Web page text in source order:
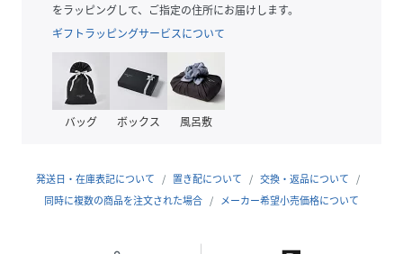
■紫外線遮蔽率97.1%
■UPF50
※UPFの目安：紫外線が弱い日はUPF15以上、やや強い日は
UPF25以上、強い日にはUPF30以上の衣類を選ぶと良いとさ
れています。
1121248901594
AIRDRY HIGHCOOL フレンチスリーブTシャツ：
をラッピングして、ご指定の住所にお届けします。
ギフトラッピングサービスについて
バッグ ボックス 風呂敷
発送日・在庫表記について 置き配について
交換・返品について
同時に複数の商品を注文された場合
メーカー希望小売価格について